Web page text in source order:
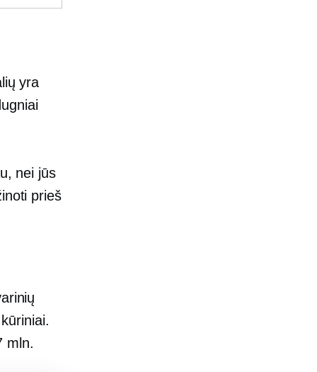
yra
nei jūs
prieš
mln.